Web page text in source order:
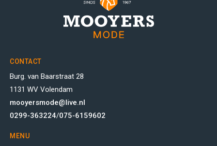
CONTACT
Burg. van Baarstraat 28
1131 WV Volendam
mooyersmode@live.nl
0299-363224/075-6159602
MENU